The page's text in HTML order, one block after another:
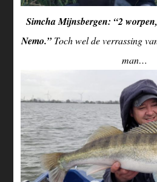
Simcha Mijnsbergen: “2
Nemo.”Toch wel de verrassing
man…